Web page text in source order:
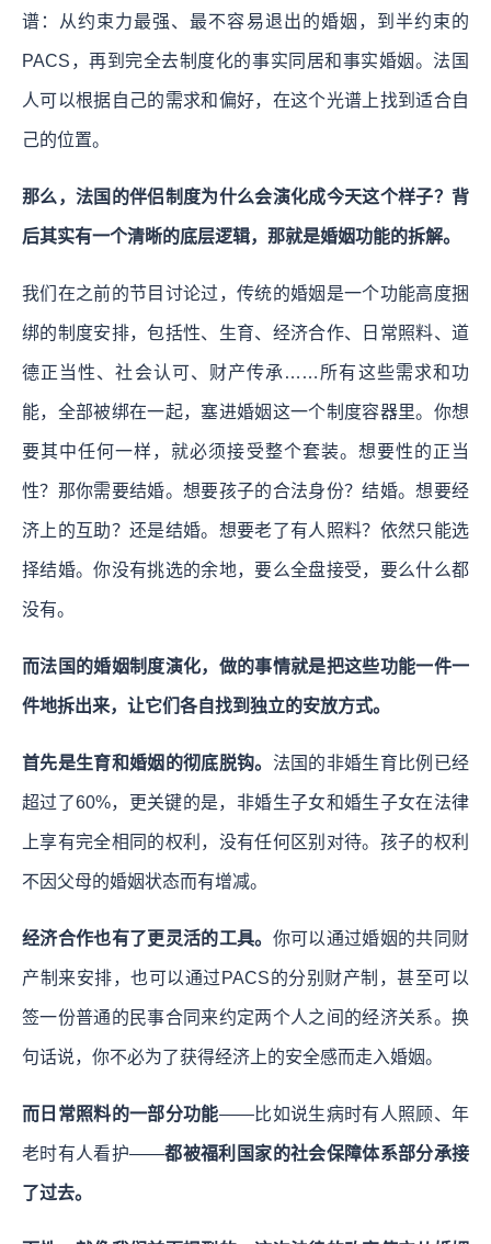
谱：从约束力最强、最不容易退出的婚姻，到半约束的
PACS，再到完全去制度化的事实同居和事实婚姻。法国
人可以根据自己的需求和偏好，在这个光谱上找到适合自
己的位置。
那么，法国的伴侣制度为什么会演化成今天这个样子？背
后其实有一个清晰的底层逻辑，那就是婚姻功能的拆解。
我们在之前的节目讨论过，传统的婚姻是一个功能高度捆
绑的制度安排，包括性、生育、经济合作、日常照料、道
德正当性、社会认可、财产传承……所有这些需求和功
能，全部被绑在一起，塞进婚姻这一个制度容器里。 你想
要其中任何一样，就必须接受整个套装。想要性的正当
性？那你需要结婚。想要孩子的合法身份？结婚。想要经
济上的互助？还是结婚。想要老了有人照料？依然只能选
择结婚。你没有挑选的余地，要么全盘接受，要么什么都
没有。
而法国的婚姻制度演化，做的事情就是把这些功能一件一
件地拆出来，让它们各自找到独立的安放方式。
首先是生育和婚姻的彻底脱钩。 法国的非婚生育比例已经
超过了60%，更关键的是，非婚生子女和婚生子女在法律
上享有完全相同的权利，没有任何区别对待。孩子的权利
不因父母的婚姻状态而有增减。
经济合作也有了更灵活的工具。 你可以通过婚姻的共同财
产制来安排，也可以通过PACS的分别财产制，甚至可以
签一份普通的民事合同来约定两个人之间的经济关系。换
句话说，你不必为了获得经济上的安全感而走入婚姻。
而日常照料的一部分功能——比如说生病时有人照顾、年
老时有人看护——都被福利国家的社会保障体系部分承接
了过去。